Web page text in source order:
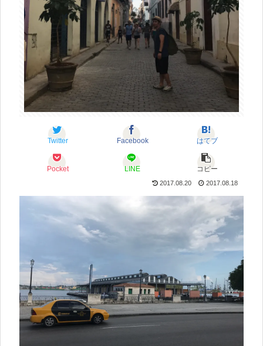
Twitter Facebook はてブ
Pocket LINE コピー
2017.08.20 2017.08.18